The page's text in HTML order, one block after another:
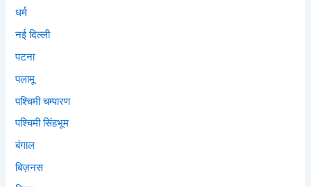
धर्म
नई दिल्ली
पटना
पलामू
पश्चिमी चम्पारण
पश्चिमी सिंहभूम
बंगाल
बिज़नस